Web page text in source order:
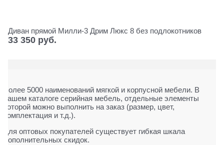
Диван прямой Милли-3 Дрим Люкс 8 без подлокотников
33 350 руб.
Более 5000 наименований мягкой и корпусной мебели. В
нашем каталоге серийная мебель, отдельные элементы
которой можно выполнить на заказ (размер, цвет,
комплектация и т.д.).
Для оптовых покупателей существует гибкая шкала
дополнительных скидок.